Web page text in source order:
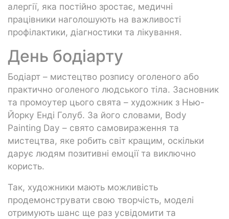
алергії, яка постійно зростає, медичні
працівники наголошують на важливості
профілактики, діагностики та лікування.
День бодіарту
Бодіарт – мистецтво розпису оголеного або
практично оголеного людського тіла. Засновник
та промоутер цього свята – художник з Нью-
Йорку Енді Голуб. За його словами, Body
Painting Day – свято самовираження та
мистецтва, яке робить світ кращим, оскільки
дарує людям позитивні емоції та виключно
користь.
Так, художники мають можливість
продемонструвати свою творчість, моделі
отримують шанс ще раз усвідомити та